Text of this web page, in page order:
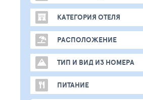
КАТЕГОРИЯ ОТЕЛЯ
РАСПОЛОЖЕНИЕ
ТИП И ВИД ИЗ НОМЕРА
ПИТАНИЕ